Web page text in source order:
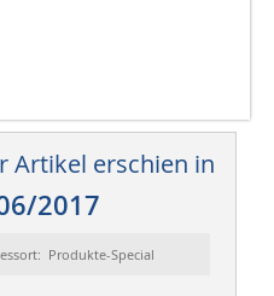
Artikel erschien in
2017
Produkte-Special